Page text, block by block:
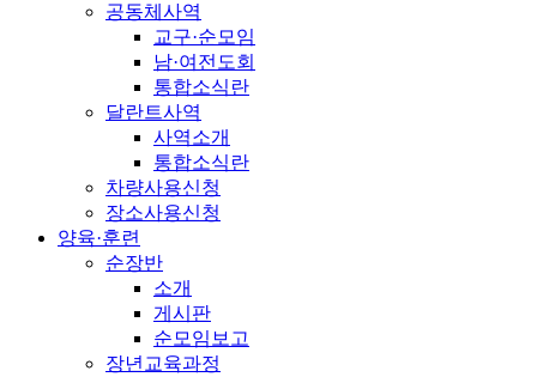
공동체사역
교구·순모임
남·여전도회
통합소식란
달란트사역
사역소개
통합소식란
차량사용신청
장소사용신청
양육·훈련
순장반
소개
게시판
순모임보고
장년교육과정